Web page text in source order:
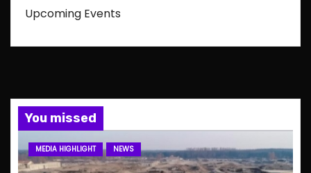
Upcoming Events
You missed
MEDIA HIGHLIGHT NEWS